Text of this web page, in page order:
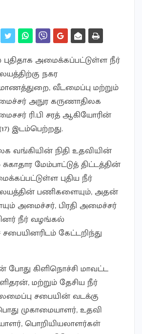
புதிதாக அமைக்கப்பட்டுள்ள நீர்
நகர
வீடமைப்பு மற்றும்
அநுர கருணாதிலக
ரி.பி சரத் ஆகியோரின்
இடம்பெற்றது.
வங்கியின் நிதி உதவியின்
மேம்பாட்டுத் திட்டத்தின்
புதிய நீர்
பணிகளையும், அதன்
அமைச்சர், பிரதி அமைச்சர்
நீர் வழங்கல்
கேட்டறிந்து
போது கிளிநொச்சி மாவட்ட
மற்றும் தேசிய நீர்
சபையின் வடக்கு
முகாமையாளர், உதவி
பொறியியலாளர்கள்